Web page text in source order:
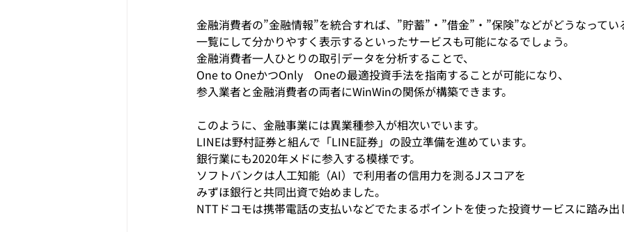
金融消費者の”金融情報”を統合すれば、”貯蓄”・”借金”・”保険”などがどうなってい
一覧にして分かりやすく表示するといったサービスも可能になるでしょう。
金融消費者一人ひとりの取引データを分析することで、
One to OneかつOnly　Oneの最適投資手法を指南することが可能になり、
参入業者と金融消費者の両者にWinWinの関係が構築できます。
このように、金融事業には異業種参入が相次いでいます。
LINEは野村証券と組んで「LINE証券」の設立準備を進めています。
銀行業にも2020年メドに参入する模様です。
ソフトバンクは人工知能（AI）で利用者の信用力を測るJスコアを
みずほ銀行と共同出資で始めました。
NTTドコモは携帯電話の支払いなどでたまるポイントを使った投資サービスに踏み出